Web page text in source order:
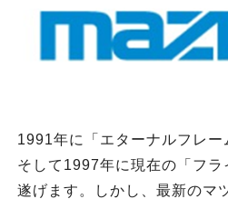
1991年に「エターナルフレー
そして1997年に現在の「フラ
遂げます。しかし、最新のマ